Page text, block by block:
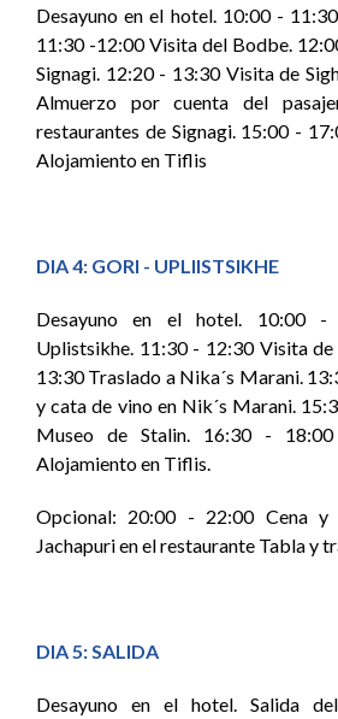
Desayuno en el hotel. 10:00 -
11:30 -12:00 Visita del Bodbe.
Signagi. 12:20 - 13:30 Visita de
Almuerzo por cuenta del
restaurantes de Signagi. 15:00 -
Alojamiento en Tiflis
DIA 4: GORI - UPLIISTSIKHE
Desayuno en el hotel. 10:00 -
Uplistsikhe. 11:30 - 12:30 Visita
13:30 Traslado a Nika´s Marani.
y cata de vino en Nik´s Marani.
Museo de Stalin. 16:30 -
Alojamiento en Tiflis.
Opcional: 20:00 - 22:00 Cena y
Jachapuri en el restaurante Tabla y
DIA 5: SALIDA
Desayuno en el hotel. Salida